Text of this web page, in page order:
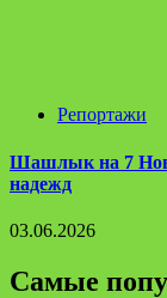
Репортажи
Шашлык на 7
надежд
03.06.2026
Самые